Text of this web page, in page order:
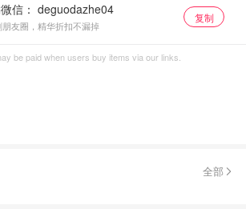
信：
友圈，精华折扣不漏掉
复制
be paid when users buy items via our links.
全部